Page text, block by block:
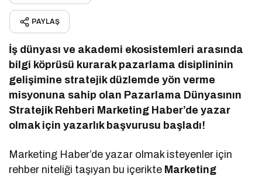
PAYLAŞ
İş dünyası ve akademi ekosistemleri arasında
bilgi köprüsü kurarak pazarlama disiplininin
gelişimine stratejik düzlemde yön verme
misyonuna sahip olan Pazarlama Dünyasının
Stratejik Rehberi Marketing Haber’de yazar
olmak için yazarlık başvurusu başladı!
Marketing Haber’de yazar olmak isteyenler için
rehber niteliği taşıyan bu içerikte Marketing